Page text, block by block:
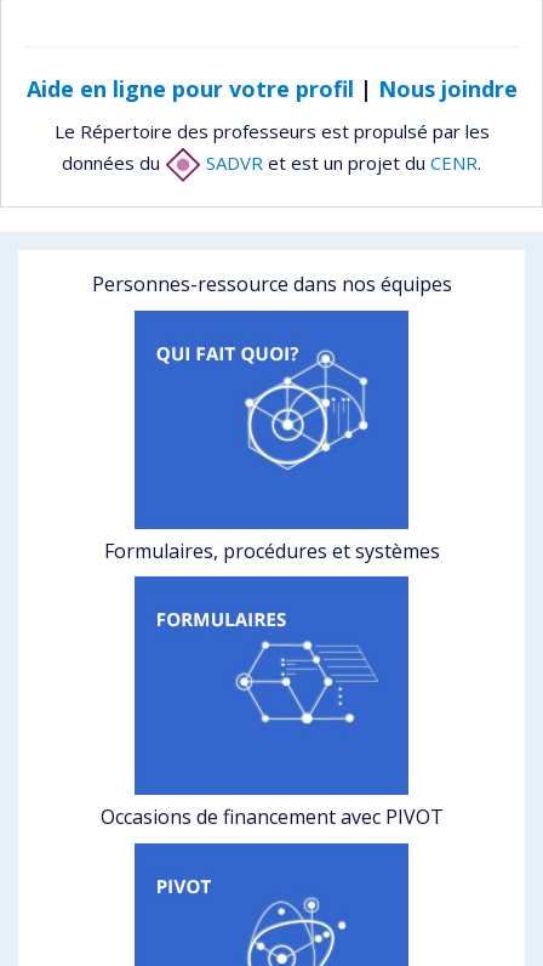
Aide en ligne pour votre profil | Nous joindre
Le Répertoire des professeurs est propulsé par les
données du
SADVR et est un projet du CENR.
Personnes-ressource dans nos équipes
Formulaires, procédures et systèmes
Occasions de financement avec PIVOT